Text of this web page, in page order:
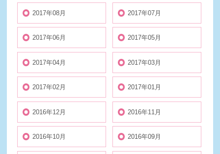
2017年08月 2017年07月
2017年06月 2017年05月
2017年04月 2017年03月
2017年02月 2017年01月
2016年12月 2016年11月
2016年10月 2016年09月